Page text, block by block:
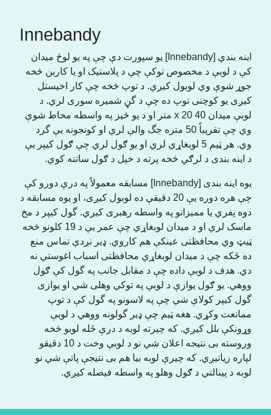
Innebandy
اینه بندي [Innebandy] یو سپورت دې چې په یو لوڅ میدان
کې د لوبې د مخصوص توکې چې د پلاستیک او یا کاربن څخه
جوړ شوې وي لوبول کیږي. د توپ څخه چې کار اخیستل
کیږی یو کوچنی توپ ده چې د گڼ شمیره سوری لري. د
لوبې میدان 40 x 20 متر او د یو څیز په واسطه محاط شوې
وي چې تقریباً 50 متره جگ والې لري او کونجونه یې گرد
وي. هر ټیم 5 لوبغاړي لري او یو ګول لري چې ګول کیپر یې
د اینه بندی د لرګي څخه پرته د خپل د ګول ساتنه کوي.
یوه اینه بندی [Innebandy] مسابقه معمولاً په درې دورو کې
چې هره دوره یې 20 دقیقې ده لوبول کیږی، او یوه مسابقه د
دوه نِفري یا ممیزانو په واسطه رهبری کیږي. گول کیپر د مخ
ماسک لري او د میدان لوبغاړي چې عمر یې د 19 کلونو څخه
ټیټ وي محافظتی عینکې هم کاروي. ډیر نږدې تماس منع
ده ځکه چې د میدان لوبغاړي محافظتی اسباب اغوستي نه
دي. هدف د لوبې داده چې د مقابل جانب په گول کې ګول
ووهي. یو ګول یوازې د لوبې په توکي وهلی شي او یوازی
گول کیپر کولاې شي چې په لاسونو په گول کې د توپ
ممانعت وکړي. هغه ټیم چې ډیر گولونه ووهي د لوبې
وړونکې بلل کیږي. که چیرته لوبه د درې ځله لوبو څخه
وروسته بی نتیجه اعلان شي نو د لوبې وخت د 10 دقیقو
لپاره زیاتیږي. که چیرې لوبه بیا هم بی نتیجې پاتې شي نو
لوبه د پینالتي د ګول وهلو په واسطه فیصله کیږي.